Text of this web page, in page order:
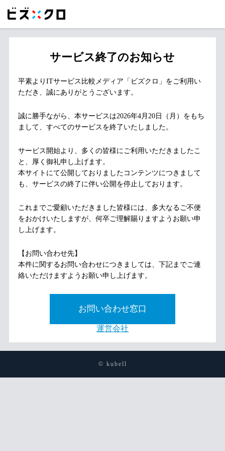
サービス終了のお知らせ
平素よりITサービス比較メディア「ビズクロ」をご利用い
ただき、誠にありがとうございます。
誠に勝手ながら、本サービスは2026年4月20日（月）をもち
まして、すべてのサービスを終了いたしました。
サービス開始より、多くの皆様にご利用いただきましたこ
と、厚く御礼申し上げます。
本サイトにて公開しておりましたコンテンツにつきまして
も、サービスの終了に伴い公開を停止しております。
これまでご愛顧いただきました皆様には、多大なるご不便
をおかけいたしますが、何卒ご理解賜りますようお願い申
し上げます。
【お問い合わせ先】
本件に関するお問い合わせにつきましては、下記までご連
絡いただけますようお願い申し上げます。
お問い合わせ窓口
運営会社
© kubell